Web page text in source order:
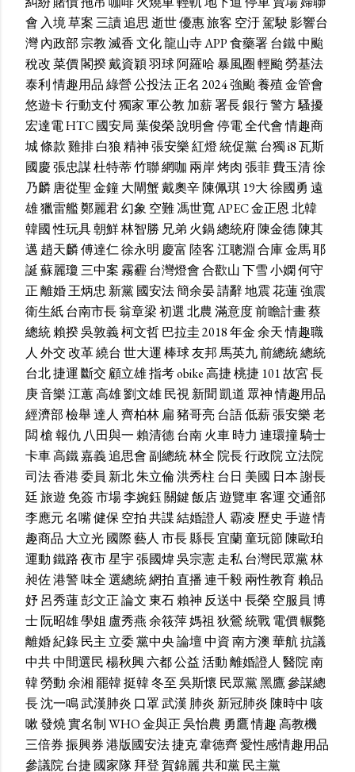
會 入境草案三讀追思逝世優惠旅客 空汙駕駛影響台
灣內政部宗教滅香文化龍山寺APP食藥署台鐵中颱
稅改菜價閣揆戴資穎羽球阿羅哈暴風圈輕颱勞基法
泰利情趣用品綠營公投法正名 2024強颱養殖金管會
悠遊卡行動支付獨家軍公教 加薪署長銀行警方騷擾
宏達電HTC國安局葉俊榮說明會停電全代會情趣商
城條款雞排白狼精神張安樂紅燈統促黨台獨i8瓦斯
國慶張忠謀杜特蒂竹聯網咖 兩岸烤肉張菲費玉清徐
乃麟唐從聖金鐘大閘蟹戴奧辛陳佩琪 19大徐國勇 遠
雄獵雷艦鄭麗君幻象 空難馮世寬APEC金正恩北韓
韓國性玩具朝鮮林智勝 兄弟 火鍋總統府陳金德陳其
邁 趙天麟傅達仁徐永明 慶富 陸客江聰淵合庫金馬耶
誕蘇麗瓊三中案霧霾 台灣燈會合歡山下雪小嫻何守
正離婚王炳忠 新黨國安法簡余晏請辭地震花蓮強震
衛生紙台南市長翁章梁初選北農滿意度前瞻計畫蔡
總統賴揆吳敦義柯文哲巴拉圭2018年金余天情趣職
人 外交改革繞台 世大運棒球友邦馬英九前總統總統
台北捷運斷交 顧立雄指考obike高捷桃捷 101故宮長
庚音樂江蕙高雄劉文雄民視新聞凱道 眾神情趣用品
經濟部檢舉達人 齊柏林 扁豬哥亮台語低薪張安樂老
闆槍報仇 八田與一賴清德台南火車時力 連環撞騎士
卡車高鐵嘉義追思會副總統林全院長行政院立法院
司法香港委員 新北朱立倫洪秀柱 台日 美國 日本謝長
廷旅遊 免簽市場李婉鈺關鍵飯店遊覽車客運交通部
李應元名嘴健保空拍共諜結婚證人 霸凌 歷史 手遊情
趣商品 大立光國際藝人 市長縣長宜蘭童玩節陳歐珀
運動鐵路夜市星宇張國煒吳宗憲走私台灣民眾黨林
昶佐港警味全選總統網拍直播連千毅兩性教育賴品
妤呂秀蓮彭文正論文東石賴神 反送中 長榮空服員 博
士阮昭雄學姐 盧秀燕余筱萍媽祖 狄鶯統戰電價輾斃
離婚紀錄民主 立委黨中央論壇中資南方澳華航抗議
中共中間選民楊秋興六都公益活動離婚證人 醫院南
韓勞動余湘罷韓挺韓冬至吳斯懷 民眾黨黑鷹參謀總
長沈一鳴武漢肺炎 口罩武漢 肺炎 新冠肺炎陳時中 咳
嗽發燒實名制WHO金與正吳怡農 勇鷹情趣高教機
三倍券振興券港版國安法捷克韋德齊愛性感情趣用品
參議院台捷 國家隊拜登賀錦麗共和黨民主黨